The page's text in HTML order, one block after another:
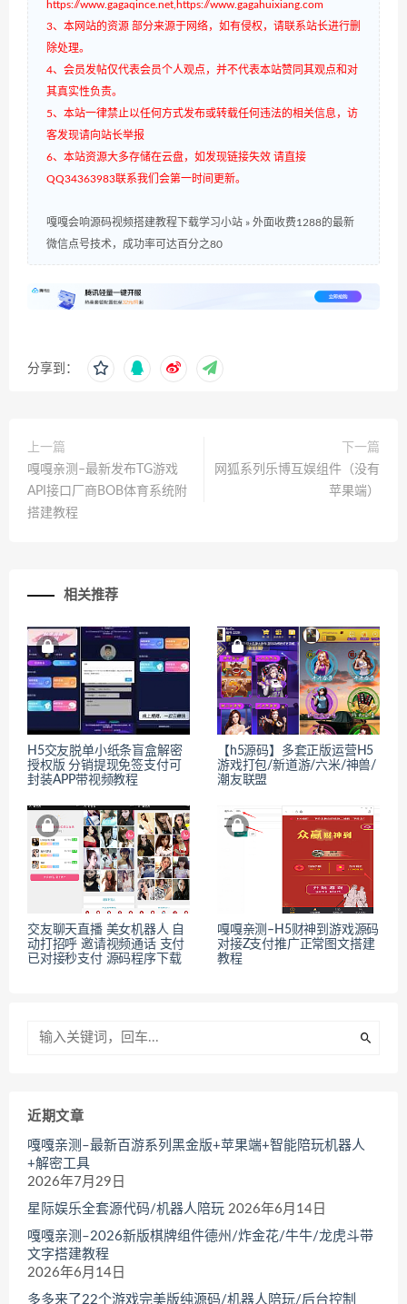
https://www.gagaqince.net,https://www.gagahuixiang.com
3、本网站的资源 部分来源于网络，如有侵权，请联系站长进行删
除处理。
4、会员发帖仅代表会员个人观点，并不代表本站赞同其观点和对
其真实性负责。
5、本站一律禁止以任何方式发布或转载任何违法的相关信息，访
客发现请向站长举报
6、本站资源大多存储在云盘，如发现链接失效 请直接
QQ34363983联系我们会第一时间更新。
嘎嘎会响源码视频搭建教程下载学习小站 » 外面收费1288的最新
微信点号技术，成功率可达百分之80
分享到：
上一篇
嘎嘎亲测–最新发布TG游戏
API接口厂商BOB体育系统附
搭建教程
下一篇
网狐系列乐博互娱组件（没有
苹果端）
相关推荐
H5交友脱单小纸条盲盒解密
授权版 分销提现免签支付可
封装APP带视频教程
【h5源码】多套正版运营H5
游戏打包/新道游/六米/神兽/
潮友联盟
交友聊天直播 美女机器人 自
动打招呼 邀请视频通话 支付
已对接秒支付 源码程序下载
嘎嘎亲测–H5财神到游戏源码
对接Z支付推广正常图文搭建
教程
近期文章
嘎嘎亲测–最新百游系列黑金版+苹果端+智能陪玩机器人
+解密工具
2026年7月29日
星际娱乐全套源代码/机器人陪玩 2026年6月14日
嘎嘎亲测–2026新版棋牌组件德州/炸金花/牛牛/龙虎斗带
文字搭建教程
2026年6月14日
多多来了22个游戏完美版纯源码/机器人陪玩/后台控制